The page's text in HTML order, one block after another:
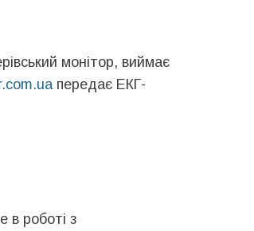
монітор, виймає
передає ЕКГ-
в роботі з